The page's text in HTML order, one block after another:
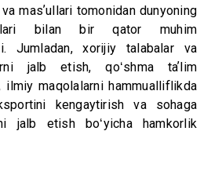
masʼullari tomonidan dunyoning
bilan bir qator muhim
Jumladan, xorijiy talabalar va
jalb etish, qoʻshma taʼlim
maqolalarni hammualliflikda
kengaytirish va sohaga
jalb etish boʻyicha hamkorlik